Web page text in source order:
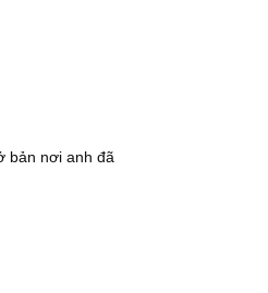
bản nơi anh đã